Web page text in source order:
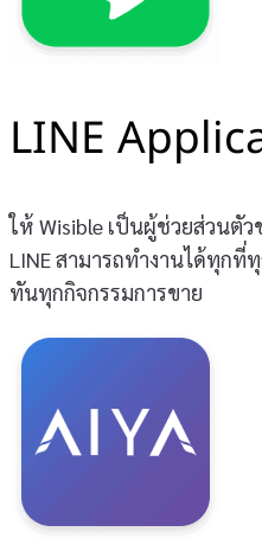
LINE
ให้ Wisible เป็นผู้ช่วยส่วนตั
LINE สามารถทำงานได้ทุก
ทันทุกกิจกรรมการขาย